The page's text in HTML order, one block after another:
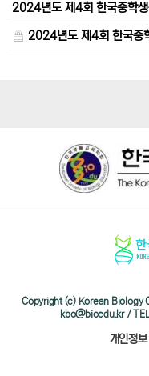
2024년도 제4회 한국중학
2024년도 제4회 한국중학생생물대회
Copyright (c) Korean Biology
kbo@bioedu.kr /
개인정